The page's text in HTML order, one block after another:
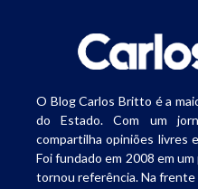
O Blog Carlos Britto é a
do Estado. Com um
compartilha opiniões livres
Foi fundado em 2008 em
tornou referência. Na frente